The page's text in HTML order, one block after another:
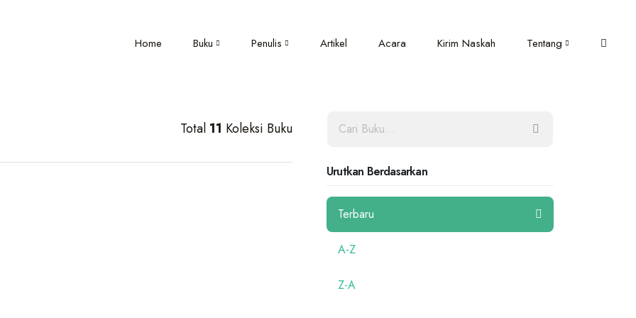
Home Buku Penulis Artikel Acara Kirim Naskah Tentang
Total 11 Koleksi Buku
Urutkan Berdasarkan
Terbaru
A-Z
Z-A